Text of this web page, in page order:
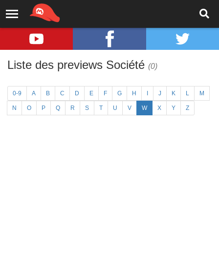
Liste des previews Société (0)
0-9 A B C D E F G H J K L M
N O P Q R S T U V W X Y Z